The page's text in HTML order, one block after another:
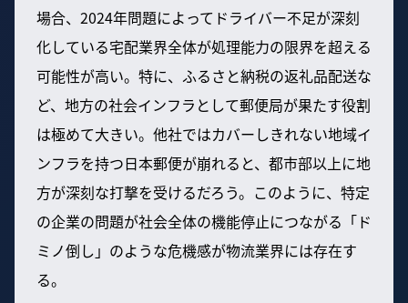
場合、2024年問題によってドライバー不足が深刻
化している宅配業界全体が処理能力の限界を超える
可能性が高い。特に、ふるさと納税の返礼品配送な
ど、地方の社会インフラとして郵便局が果たす役割
は極めて大きい。他社ではカバーしきれない地域イ
ンフラを持つ日本郵便が崩れると、都市部以上に地
方が深刻な打撃を受けるだろう。このように、特定
の企業の問題が社会全体の機能停止につながる「ド
ミノ倒し」のような危機感が物流業界には存在す
る。